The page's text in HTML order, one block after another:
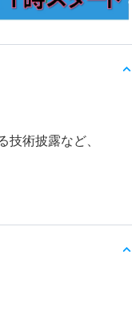
術披露など、